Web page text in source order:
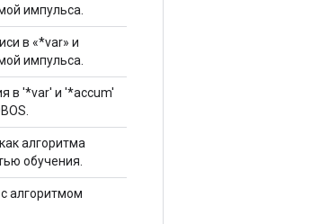
импульса.
в «*var» и
импульса.
в '*var' и '*accum'
алгоритма
обучения.
алгоритмом